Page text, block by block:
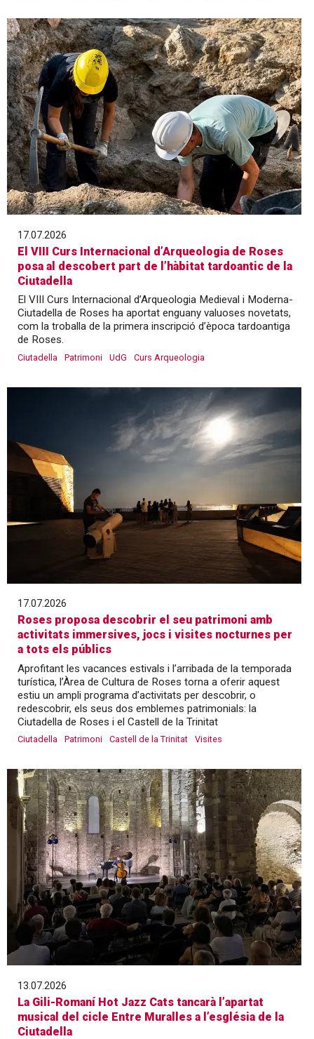
17.07.2026
El VIII Curs Internacional d’Arqueologia de Roses
posa al descobert part de l’hàbitat tardoantic de la
Ciutadella
El VIII Curs Internacional d’Arqueologia Medieval i Moderna-
Ciutadella de Roses ha aportat enguany valuoses novetats,
com la troballa de la primera inscripció d’època tardoantiga
de Roses.
Ciutadella Patrimoni UdG Curs Arqueologia
17.07.2026
Roses proposa descobrir el seu patrimoni amb
activitats immersives, jocs i visites nocturnes per
a tots els públics
Aprofitant les vacances estivals i l’arribada de la temporada
turística, l’Àrea de Cultura de Roses torna a oferir aquest
estiu un ampli programa d’activitats per descobrir, o
redescobrir, els seus dos emblemes patrimonials: la
Ciutadella de Roses i el Castell de la Trinitat
Ciutadella Patrimoni Castell de la Trinitat Visites
13.07.2026
La Gili-Romaní Hot Jazz Cats tancarà l’apartat
musical del cicle Entre Muralles a l’església de la
Ciutadella